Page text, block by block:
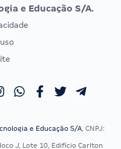
DE ORDEM
OAB
e Educação S/A.
e Educação S/A, CNPJ:
J, Lote 10, Edifício Carlton